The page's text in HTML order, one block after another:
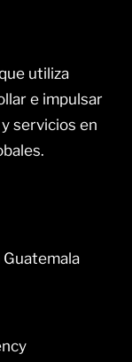
utiliza
e impulsar
servicios en